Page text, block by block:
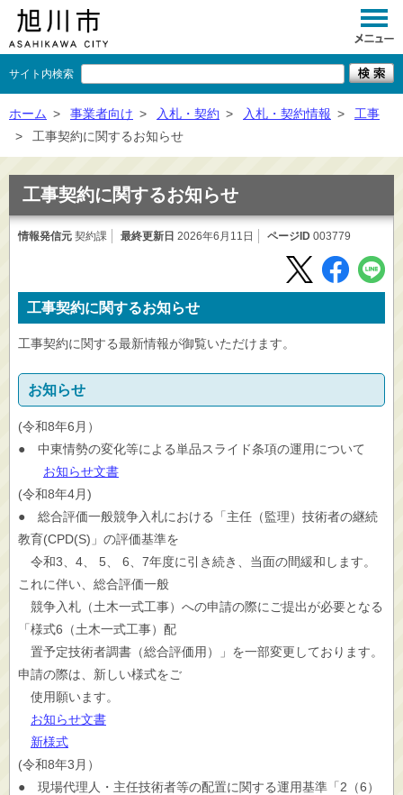
サイト内検索
くらし
観光
事業者向け
市政情報
×
ホーム > 事業者向け > 入札・契約 > 入札・契約情報 >
工事
>
工事契約に関するお知らせ
工事契約に関するお知らせ
情報発信元 契約課 最終更新日 2026年6月11日 ページID 003779
工事契約に関するお知らせ
工事契約に関する最新情報が御覧いただけます。
お知らせ
(令和8年6月）
● 中東情勢の変化等による単品スライド条項の運用について
お知らせ文書
(令和8年4月)
● 総合評価一般競争入札における「主任（監理）技術者の継続
教育(CPD(S)」の評価基準を
令和3、4、 5、 6、7年度に引き続き、当面の間緩和します。
これに伴い、総合評価一般
競争入札（土木一式工事）への申請の際にご提出が必要となる
「様式6（土木一式工事）配
置予定技術者調書（総合評価用）」を一部変更しております。
申請の際は、新しい様式をご
使用願います。
お知らせ文書
新様式
(令和8年3月）
● 現場代理人・主任技術者等の配置に関する運用基準「2（6）